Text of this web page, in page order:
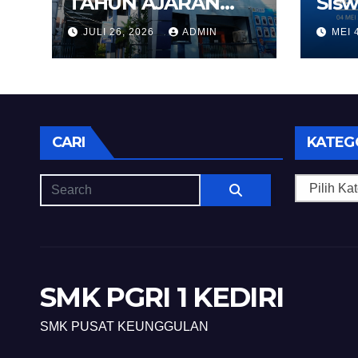
2026/2027
JULI 26, 2026 ADMIN MEI
CARI
Kategori
SMK PGRI 1 KEDIRI
SMK PUSAT KEUNGGULAN